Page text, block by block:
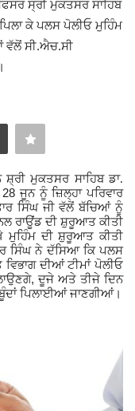
ਸ੍ਰੀ ਮੁਕਤਸਰ ਸਾਹਿਬ
ਕੇ ਪਲਸ ਪੋਲੀਓ ਮੁਹਿੰਮ
ਵੱਲੋਂ ਸੀ.ਐਚ.ਸੀ
ਮੁਕਤਸਰ ਸਾਹਿਬ ਡਾ.
28 ਜੂਨ ਨੂੰ ਜ਼ਿਲ੍ਹਾ ਪਰਿਵਾਰ
ਸਿੰਘ ਜੀ ਵੱਲੋਂ ਬੱਚਿਆਂ ਨੂੰ
ਰਾਊਂਡ ਦੀ ਸ਼ੁਰੂਆਤ ਕੀਤੀ
ਮੁਹਿੰਮ ਦੀ ਸ਼ੁਰੂਆਤ ਕੀਤੀ
ਸਿੰਘ ਨੇ ਦੱਸਿਆ ਕਿ ਪਲਸ
ਦੀਆਂ ਟੀਮਾਂ ਪੋਲੀਓ
, ਦੂਜੇ ਅਤੇ ਤੀਜੇ ਦਿਨ
ਪਿਲਾਈਆਂ ਜਾਣਗੀਆਂ।